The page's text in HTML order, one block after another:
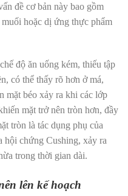
đề cơ bản này bao gồm
hoặc dị ứng thực phẩm
độ ăn uống kém, thiếu tập
có thể thấy rõ hơn ở má,
mặt béo xảy ra khi các lớp
mặt trở nên tròn hơn, đầy
tròn là tác dụng phụ của
hội chứng Cushing, xảy ra
trong thời gian dài.
lên kế hoạch